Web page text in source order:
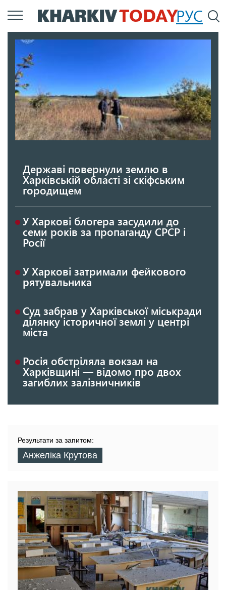
Перейти
до
РУС
Державі повернули землю в
Харківській області зі скіфським
городищем
У Харкові блогера засудили до
семи років за пропаганду СРСР і
Росії
У Харкові затримали фейкового
рятувальника
Суд забрав у Харківської міськради
ділянку історичної землі у центрі
міста
Росія обстріляла вокзал на
Харківщині — відомо про двох
загиблих залізничників
Результати за запитом:
Анжеліка Крутова